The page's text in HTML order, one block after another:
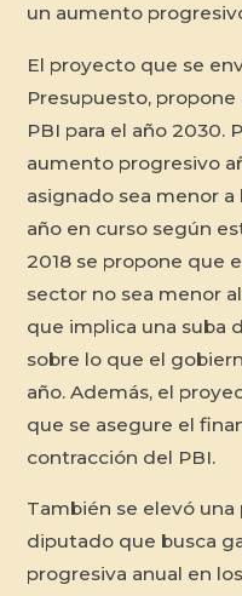
un aumento
El proyecto que se
Presupuesto, propone
PBI para el año 2030.
aumento progresivo
asignado sea menor
año en curso según
2018 se propone que
sector no sea menor
que implica una suba
sobre lo que el
año. Además, el
que se asegure el
contracción del PBI.
También se elevó
diputado que busca
progresiva anual en